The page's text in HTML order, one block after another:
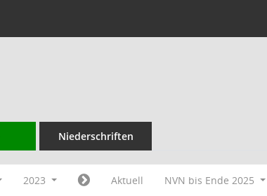
Niederschriften
2023 Aktuell NVN bis Ende 2025